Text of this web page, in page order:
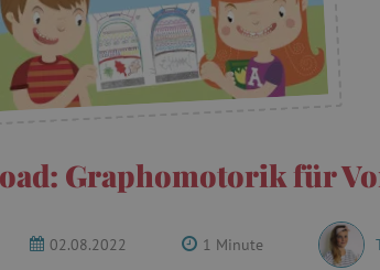
Graphomotorik für
02.08.2022 1 Minute